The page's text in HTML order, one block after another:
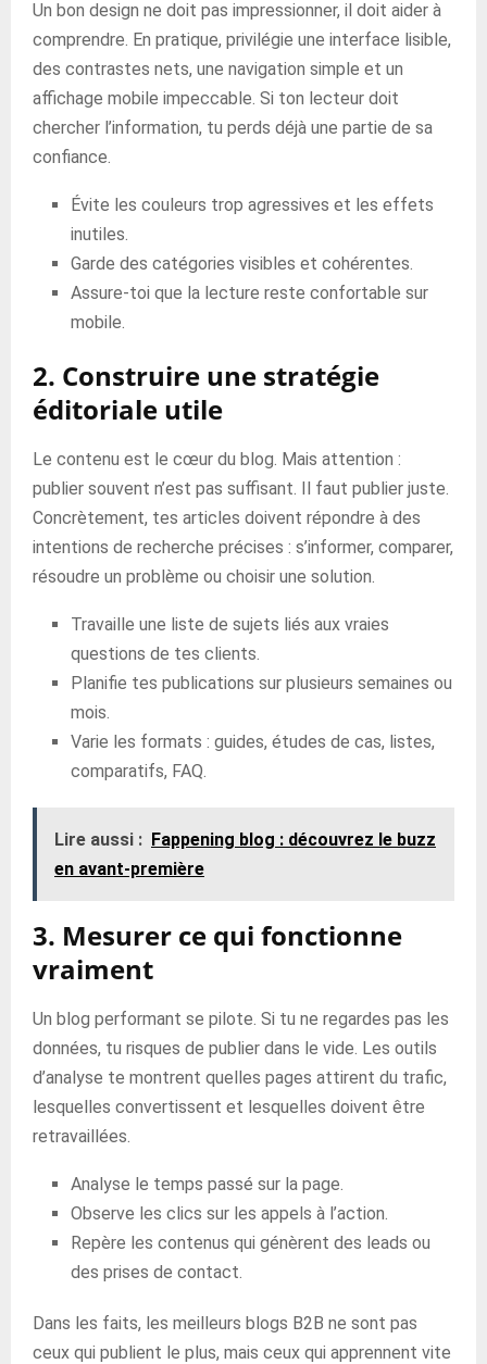
Un bon design ne doit pas impressionner, il doit aider à
comprendre. En pratique, privilégie une interface lisible,
des contrastes nets, une navigation simple et un
affichage mobile impeccable. Si ton lecteur doit
chercher l’information, tu perds déjà une partie de sa
confiance.
Évite les couleurs trop agressives et les effets
inutiles.
Garde des catégories visibles et cohérentes.
Assure-toi que la lecture reste confortable sur
mobile.
2. Construire une stratégie
éditoriale utile
Le contenu est le cœur du blog. Mais attention :
publier souvent n’est pas suffisant. Il faut publier juste.
Concrètement, tes articles doivent répondre à des
intentions de recherche précises : s’informer, comparer,
résoudre un problème ou choisir une solution.
Travaille une liste de sujets liés aux vraies
questions de tes clients.
Planifie tes publications sur plusieurs semaines ou
mois.
Varie les formats : guides, études de cas, listes,
comparatifs, FAQ.
Lire aussi : Fappening blog : découvrez le buzz
en avant-première
3. Mesurer ce qui fonctionne
vraiment
Un blog performant se pilote. Si tu ne regardes pas les
données, tu risques de publier dans le vide. Les outils
d’analyse te montrent quelles pages attirent du trafic,
lesquelles convertissent et lesquelles doivent être
retravaillées.
Analyse le temps passé sur la page.
Observe les clics sur les appels à l’action.
Repère les contenus qui génèrent des leads ou
des prises de contact.
Dans les faits, les meilleurs blogs B2B ne sont pas
ceux qui publient le plus, mais ceux qui apprennent vite